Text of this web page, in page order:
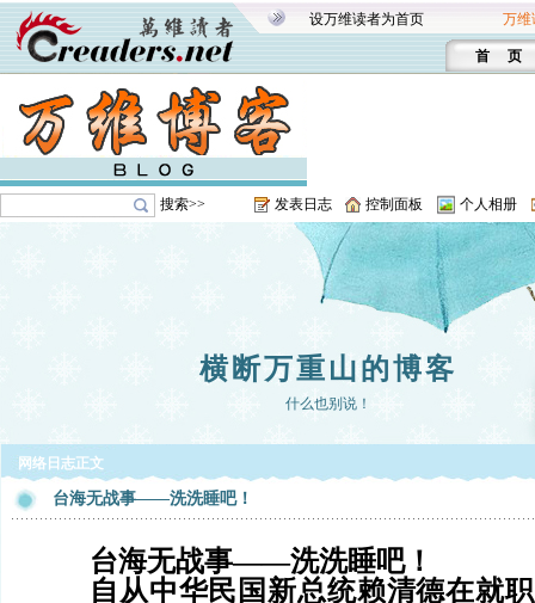
设万维读者为首页 万维
首 页
搜索>> 发表日志 控制面板 个人相册
横断万重山的博客
什么也别说！
网络日志正文
台海无战事——洗洗睡吧！
台海无战事——洗洗睡吧！
自从中华民国新总统赖清德在就